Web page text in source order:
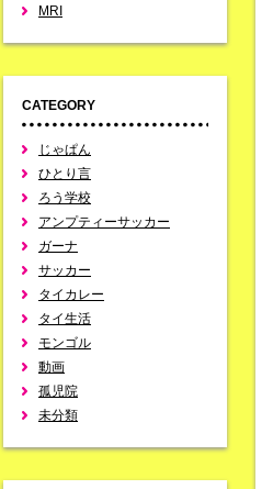
MRI
CATEGORY
じゃぱん
ひとり言
ろう学校
アンプティーサッカー
ガーナ
サッカー
タイカレー
タイ生活
モンゴル
動画
孤児院
未分類